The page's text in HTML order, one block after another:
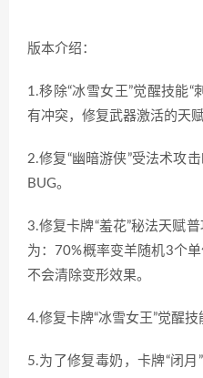
版本介绍：
1.移除“冰雪女王”觉醒技能
有冲突，修复武器激活的天
2.修复“幽暗游侠”受法术攻
BUG。
3.修复卡牌“羞花”秘法天赋
为：70%概率变羊随机3个
不会清除变形效果。
4.修复卡牌“冰雪女王”觉醒
5.为了修复毒奶，卡牌“闭月